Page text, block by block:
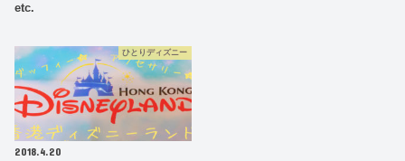
etc.
ひとりディズニー
2018.4.20